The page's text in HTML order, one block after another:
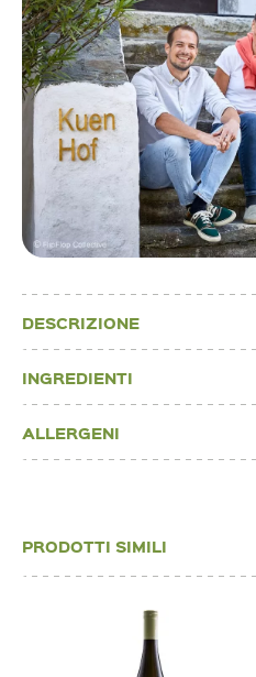
DESCRIZIONE
INGREDIENTI
ALLERGENI
PRODOTTI SIMILI